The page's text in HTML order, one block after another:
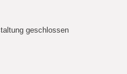
geschlossen